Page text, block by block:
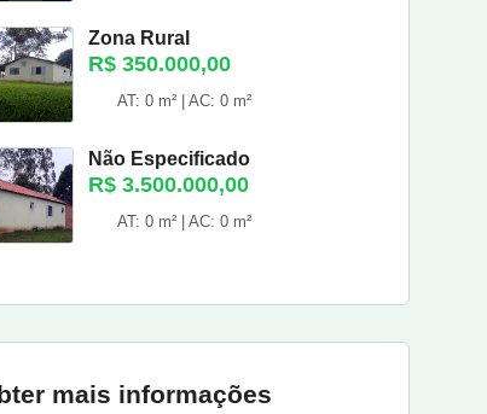
Zona Rural
R$ 350.000,00
AT: 0 m² | AC: 0 m²
Não Especificado
R$ 3.500.000,00
AT: 0 m² | AC: 0 m²
mais informações